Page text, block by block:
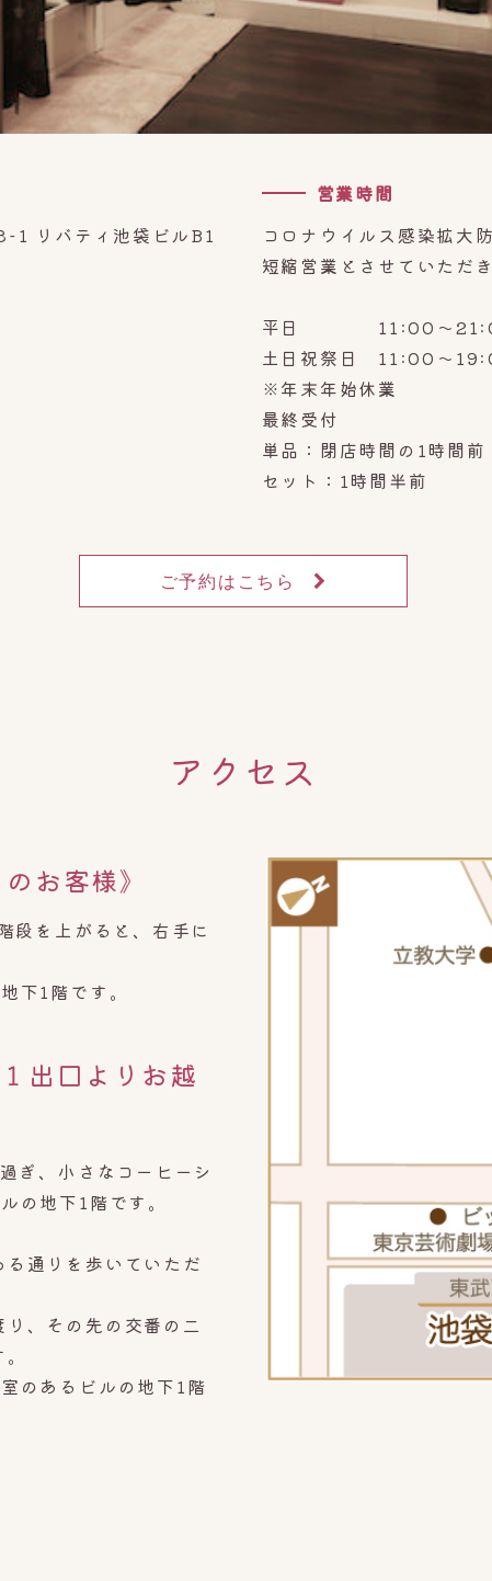
1 リバティ池袋ビルB1
営業時間
コロナウイルス感染拡大
短縮営業とさせていただき
平日 11:00～
土日祝祭日 11:00～
※年末年始休業
最終受付
単品：閉店時間の1時間前
セット：1時間半前
ご予約はこちら
アクセス
お客様》
段を上がると、右手に
下1階です。
出口 よりお越
ぎ、小さなコーヒーシ
の地下1階です。
通りを歩いていただ
、その先の交番の二
のあるビルの地下1階